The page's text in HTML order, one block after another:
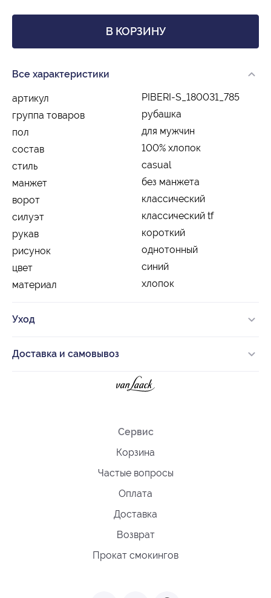
В КОРЗИНУ
Все характеристики
артикул
PIBERI-S_180031_785
группа товаров
рубашка
пол
для мужчин
состав
100% хлопок
стиль
casual
манжет
без манжета
ворот
классический
силуэт
классический tf
рукав
короткий
рисунок
однотонный
цвет
синий
материал
хлопок
Уход
Доставка и самовывоз
Сервис
Корзина
Частые вопросы
Оплата
Доставка
Возврат
Прокат смокингов